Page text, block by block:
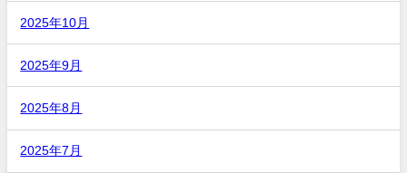
2025年10月
2025年9月
2025年8月
2025年7月